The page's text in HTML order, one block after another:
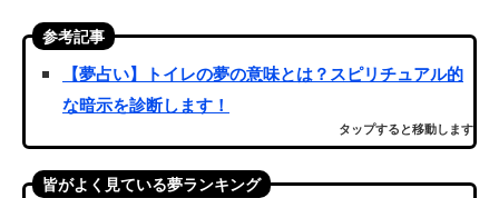
参考記事
【夢占い】トイレの夢の意味とは？スピリチュアル的
な暗示を診断します！
タップすると移動します
皆がよく見ている夢ランキング